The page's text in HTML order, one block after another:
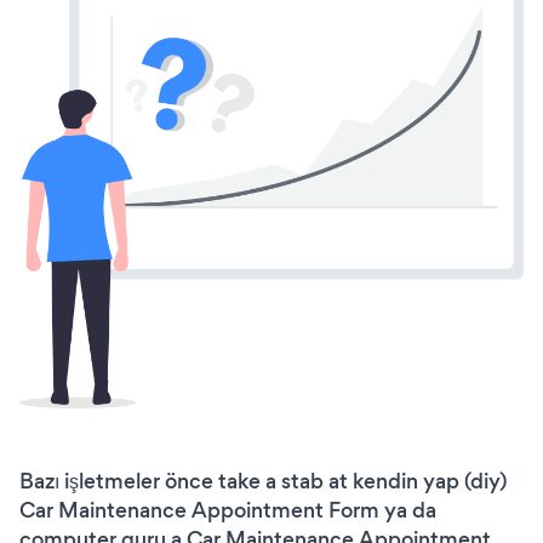
Bazı işletmeler önce take a stab at kendin yap (diy)
Car Maintenance Appointment Form ya da